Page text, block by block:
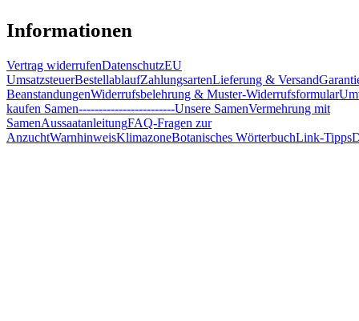
Informationen
Vertrag widerrufenDatenschutzEU
UmsatzsteuerBestellablaufZahlungsartenLieferung & Versand
BeanstandungenWiderrufsbelehrung & Muster-Widerrufsformular
kaufen Samen------------------------Unsere SamenVermehrung mit
SamenAussaatanleitungFAQ-Fragen zur
AnzuchtWarnhinweisKlimazoneBotanisches WörterbuchLink-Tipps